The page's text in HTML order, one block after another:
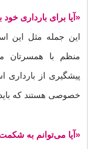
«آیا برای بارداری
این جمله مثل این
منظم با همسرتان
پیشگیری از بارداری
خصوصی هستند که باید
«آیا می‌توانم به